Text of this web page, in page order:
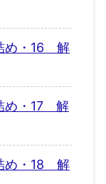
め・16 解
め・17 解
め・18 解